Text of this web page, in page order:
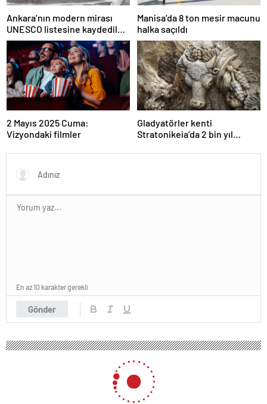
Ankara’nın modern mirası
UNESCO listesine kaydedildi;
Türkiye’nin listedeki varlık
sayısı 80 oldu
Manisa’da 8 ton mesir macunu
halka saçıldı
2 Mayıs 2025 Cuma:
Vizyondaki filmler
Gladyatörler kenti
Stratonikeia’da 2 bin yıl
bulundu
Gönder
En az 10 karakter gerekli